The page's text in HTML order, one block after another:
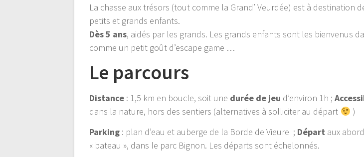
La chasse aux trésors (tout comme la Grand’ Veurdée) est à destination
petits et grands enfants.
Dès 5 ans, aidés par les grands. Les grands enfants sont les bienvenus
comme un petit goût d’escape game …
Le parcours
Distance : 1,5 km en boucle, soit une durée de jeu d’environ 1h ;
dans la nature, hors des sentiers (alternatives à solliciter au départ
)
Parking : plan d’eau et auberge de la Borde de Vieure ; Départ aux
« bateau », dans le parc Bignon. Les départs sont échelonnés.